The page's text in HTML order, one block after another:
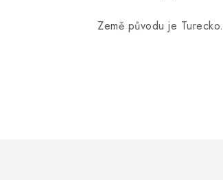
Země původu je Turecko.